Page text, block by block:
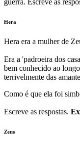
Hera
Hera era a mulher de
Era a 'padroeira dos
bem conhecido ao
terrivelmente das
Como é que ela foi
Escreve as respostas.
Zeus